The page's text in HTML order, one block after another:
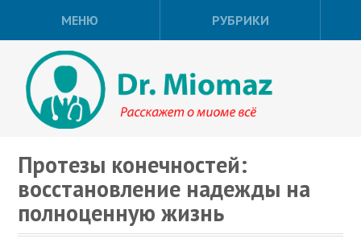
МЕНЮ РУБРИКИ
Протезы конечностей:
восстановление надежды на
полноценную жизнь